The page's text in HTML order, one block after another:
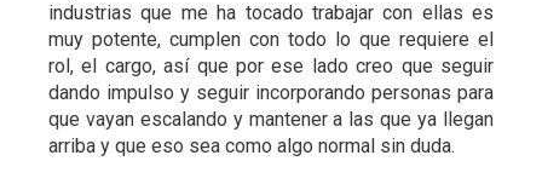
industrias que me ha tocado trabajar con ellas es
muy potente, cumplen con todo lo que requiere el
rol, el cargo, así que por ese lado creo que seguir
dando impulso y seguir incorporando personas para
que vayan escalando y mantener a las que ya llegan
arriba y que eso sea como algo normal sin duda.